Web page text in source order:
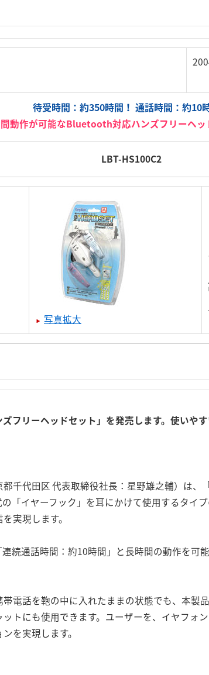
待受時間：約350時間！ 通話時間：約10
動作が可能なBluetooth対応ハンズフリーヘッ
LBT-HS100C2
写真拡大
フリーヘッドセット」を発売します。使いや
千代田区 代表取締役社長：星野雄之輔）は
「イヤーフック」を耳にかけて使用するタイ
実現します。
続通話時間：約10時間」と長時間の動作を可
電話を鞄の中に入れたままの状態でも、本製
トにも使用できます。ユーザーを、イヤフォ
を実現します。